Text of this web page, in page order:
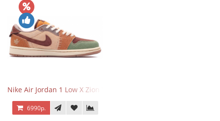
Nike Air Jordan 1 Low X Zion Williamson Voodoo
6990р.